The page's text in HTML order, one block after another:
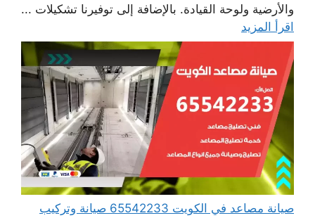
والأرضية ولوحة القيادة. بالإضافة إلى توفيرنا تشكيلات ...
اقرأ المزيد
صيانة مصاعد في الكويت 65542233 صيانة وتركيب